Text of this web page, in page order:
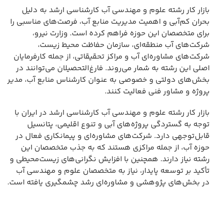
بازار کار رشته علوم و مهندسی آب کارشناسی ارشد به دلیل
بحران کم‌آبی و اهمیت مدیریت منابع آب، فرصت‌های مناسبی را
برای متخصصان این حوزه فراهم کرده است. وزارت نیرو،
شرکت‌های آب منطقه‌ای، سازمان حفاظت محیط زیست،
شرکت‌های مشاوره‌ای آب و مراکز تحقیقاتی، از جمله کارفرمایان
اصلی این رشته به شمار می‌روند. فارغ‌التحصیلان می‌توانند در
بخش‌های دولتی و خصوصی به عنوان کارشناس منابع آب، مدیر
پروژه و مشاور فنی فعالیت کنند.
بازار کار رشته علوم و مهندسی آب کارشناسی ارشد در ایران با
توجه به گستردگی پروژه‌های آبی و تنوع اقلیمی، پتانسیل
قابل‌توجهی دارد. شرکت‌های مشاوره‌ای و پیمانکاری فعال در
حوزه آب، از جمله مراکزی هستند که به جذب متخصصان این
رشته نیاز دارند. همچنین با افزایش نگرانی‌های زیست‌محیطی و
تأکید بر توسعه پایدار، نیاز به متخصصان علوم و مهندسی آب
در بخش‌های پژوهشی و مشاوره‌ای رشد چشمگیری یافته است.